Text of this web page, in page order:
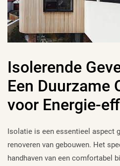
Isolerende
Een Duurzame
voor Energie-
Isolatie is een essentieel aspect
renoveren van gebouwen. Het
handhaven van een comfortabel